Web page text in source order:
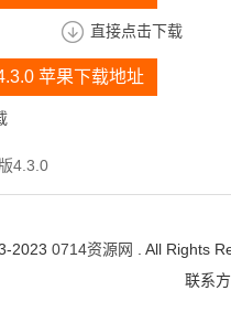
直接点击下载
苹果下载地址
4.3.0
2023 0714资源网 . All Rights
联系